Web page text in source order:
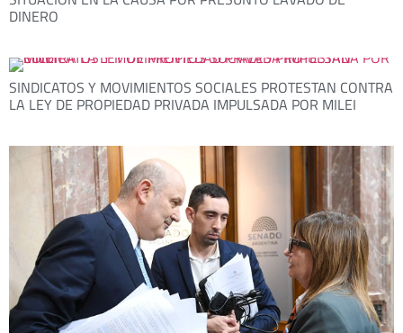
DINERO
SINDICATOS Y MOVIMIENTOS SOCIALES PROTESTAN CONTRA
LA LEY DE PROPIEDAD PRIVADA IMPULSADA POR MILEI